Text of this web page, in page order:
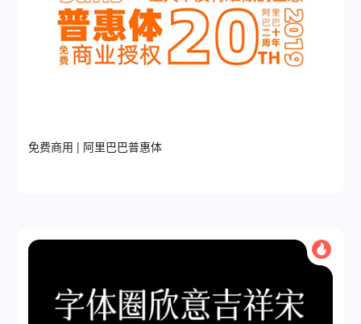
免费商用 | 阿里巴巴普惠体